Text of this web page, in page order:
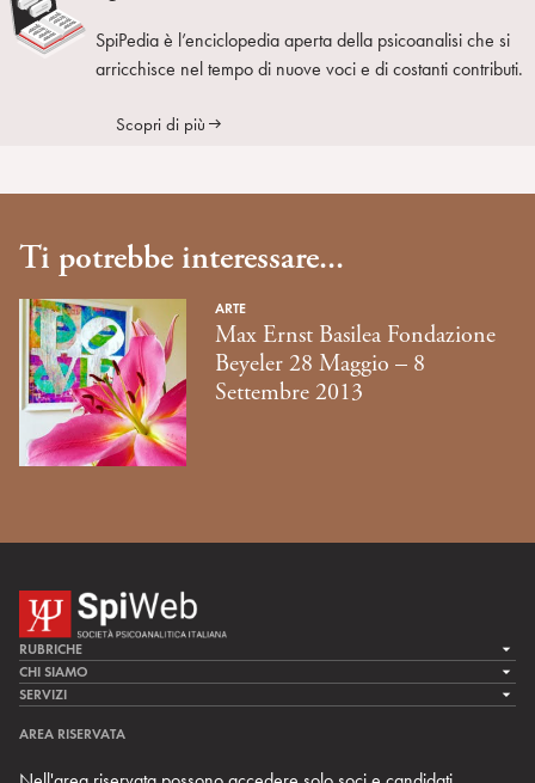
SpiPedia è l’enciclopedia aperta della psicoanalisi che si
arricchisce nel tempo di nuove voci e di costanti contributi.
Scopri di più
Ti potrebbe interessare...
ARTE
Max Ernst Basilea Fondazione
Beyeler 28 Maggio – 8
Settembre 2013
RUBRICHE
LA CURA
LA RICERCA
CHI SIAMO
LA SPI
TEAM DI SPIWEB
CONTATTI
SERVIZI
AREA RISERVATA